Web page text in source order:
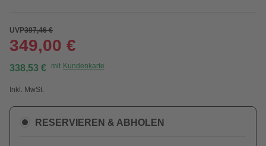
UVP397,46 €
349,00 €
338,53 € mit Kundenkarte
Inkl. MwSt.
RESERVIEREN & ABHOLEN